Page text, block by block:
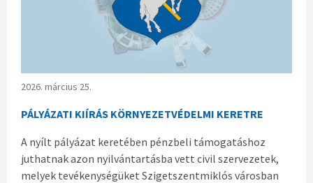
2026. március 25.
PÁLYÁZATI KIÍRÁS KÖRNYEZETVÉDELMI KERETRE
A nyílt pályázat keretében pénzbeli támogatáshoz
juthatnak azon nyilvántartásba vett civil szervezetek,
melyek tevékenységüket Szigetszentmiklós városban